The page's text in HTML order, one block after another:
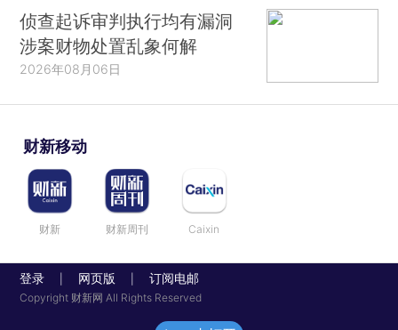
侦查起诉审判执行均有漏洞
涉案财物处置乱象何解
2026年08月06日
财新移动
财新 财新周刊 Caixin
登录 网页版 订阅电邮
Copyright 财新网 All Rights Reserved